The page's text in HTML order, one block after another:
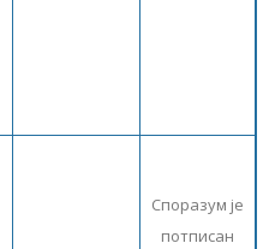
Споразум је
потписан